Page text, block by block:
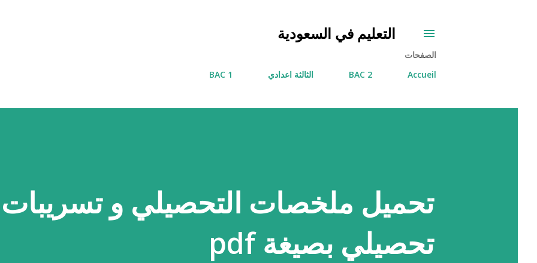
التعليم في السعودية
الصفحات
Accueil
2 BAC الثالثة اعدادي 1 BAC
تحميل ملخصات التحصيلي و تسريبات
تحصيلي بصيغة pdf